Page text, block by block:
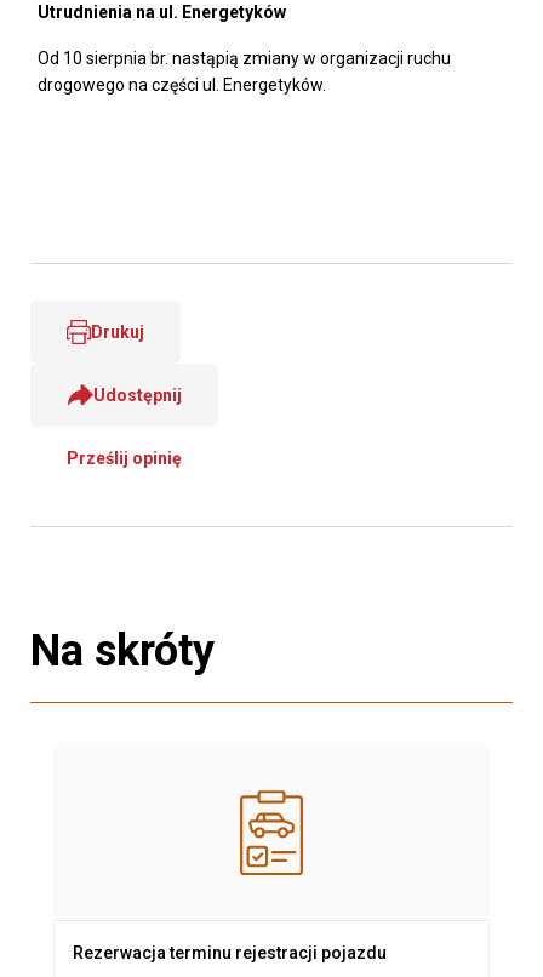
Utrudnienia na ul. Energetyków
Od 10 sierpnia br. nastąpią zmiany w organizacji ruchu
drogowego na części ul. Energetyków.
Drukuj
Udostępnij
Prześlij opinię
Na skróty
Rezerwacja terminu rejestracji pojazdu